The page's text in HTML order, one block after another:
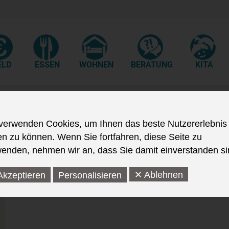
ESSEN WOHNEN BERATUNG KITA
Cookies, um Ihnen das beste Nutzererlebnis
zu können. Wenn Sie fortfahren, diese Seite zu
nehmen wir an, dass Sie damit einverstanden
Personalisieren ✕ Ablehnen